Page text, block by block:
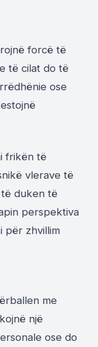
forcë të
të cilat do të
ose
frikën të
vlerave të
duken të
perspektiva
për zhvillim
me
një
ose do